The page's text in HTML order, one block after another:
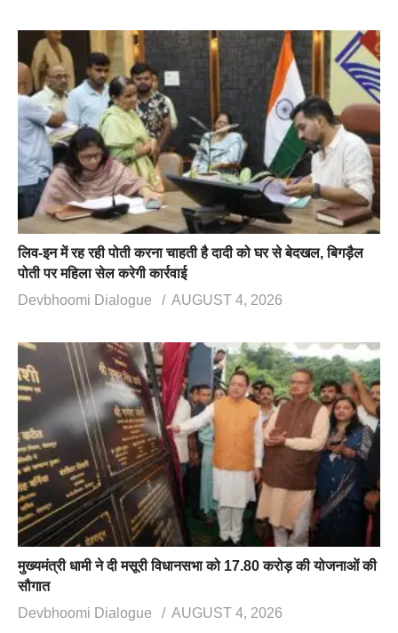
लिव-इन में रह रही पोती करना चाहती है दादी को घर से बेदखल, बिगड़ैल
पोती पर महिला सेल करेगी कार्रवाई
Devbhoomi Dialogue
AUGUST 4, 2026
मुख्यमंत्री धामी ने दी मसूरी विधानसभा को 17.80 करोड़ की योजनाओं की
सौगात
Devbhoomi Dialogue
AUGUST 4, 2026